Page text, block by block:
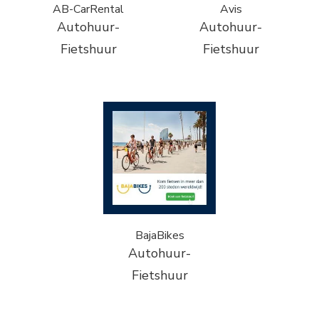
AB-CarRental
Autohuur-
Fietshuur
Avis
Autohuur-
Fietshuur
BajaBikes
Autohuur-
Fietshuur